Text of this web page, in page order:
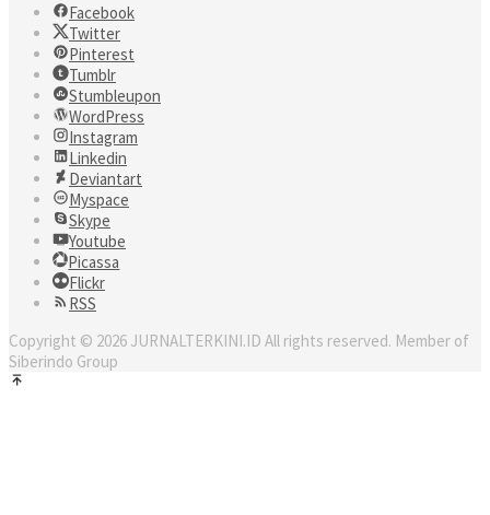
Facebook
Twitter
Pinterest
Tumblr
Stumbleupon
WordPress
Instagram
Linkedin
Deviantart
Myspace
Skype
Youtube
Picassa
Flickr
RSS
Copyright © 2026 JURNALTERKINI.ID All rights reserved. Member of
Siberindo Group